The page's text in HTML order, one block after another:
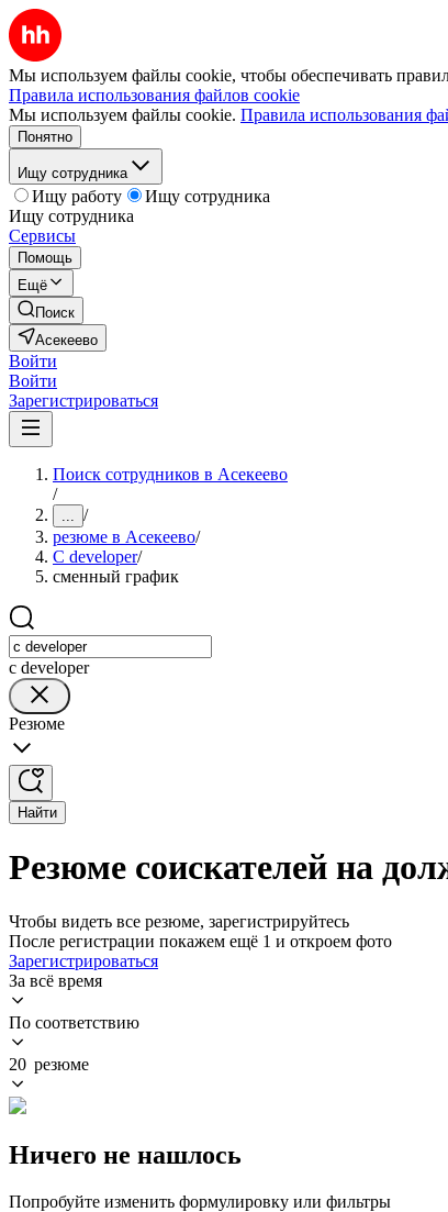
Мы используем файлы cookie, чтобы обеспечивать
Правила использования файлов cookie
Мы используем файлы cookie. Правила использования
Понятно
Ищу сотрудника
Ищу работу
Ищу сотрудника
Ищу сотрудника
Сервисы
Помощь
Ещё
Поиск
Асекеево
Войти
Войти
Зарегистрироваться
Поиск сотрудников в Асекеево
/
... /
резюме в Асекеево/
C developer/
сменный график
c developer
Резюме
Найти
Резюме соискателей на
Чтобы видеть все резюме, зарегистрируйтесь
После регистрации покажем ещё 1 и откроем фото
Зарегистрироваться
За всё время
По соответствию
20 резюме
Ничего не нашлось
Попробуйте изменить формулировку или фильтры